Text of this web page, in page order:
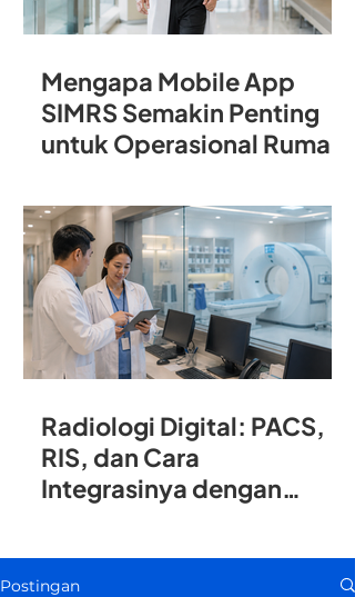
Mengapa Mobile App
SIMRS Semakin Penting
untuk Operasional Rumah
Radiologi Digital: PACS,
RIS, dan Cara
Integrasinya dengan
Postingan